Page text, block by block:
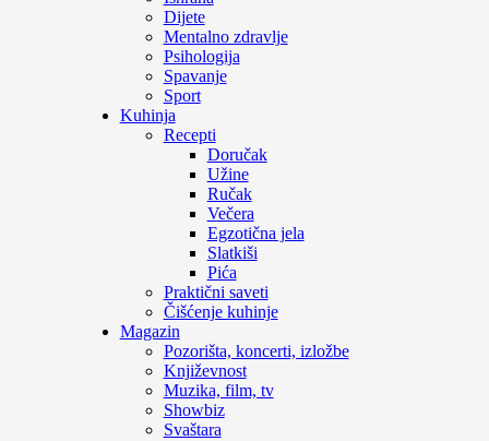
Dijete
Mentalno zdravlje
Psihologija
Spavanje
Sport
Kuhinja
Recepti
Doručak
Užine
Ručak
Večera
Egzotična jela
Slatkiši
Pića
Praktični saveti
Čišćenje kuhinje
Magazin
Pozorišta, koncerti, izložbe
Književnost
Muzika, film, tv
Showbiz
Svaštara